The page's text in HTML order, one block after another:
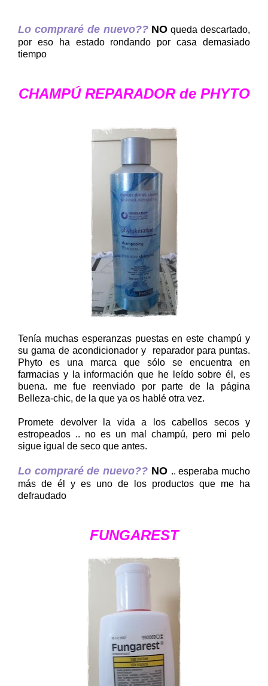
Lo compraré de nuevo?? NO queda descartado,
por eso ha estado rondando por casa demasiado
tiempo
CHAMPÚ REPARADOR de PHYTO
Tenía muchas esperanzas puestas en este champú y
su gama de acondicionador y reparador para puntas.
Phyto es una marca que sólo se encuentra en
farmacias y la información que he leído sobre él, es
buena. me fue reenviado por parte de la página
Belleza-chic, de la que ya os hablé otra vez.
Promete devolver la vida a los cabellos secos y
estropeados .. no es un mal champú, pero mi pelo
sigue igual de seco que antes.
Lo compraré de nuevo?? NO .. esperaba mucho
más de él y es uno de los productos que me ha
defraudado
FUNGAREST